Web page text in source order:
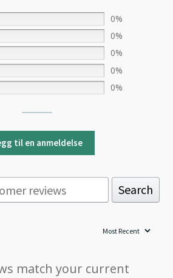
0%
0%
0%
0%
0%
til en anmeldelse
Search
match your current